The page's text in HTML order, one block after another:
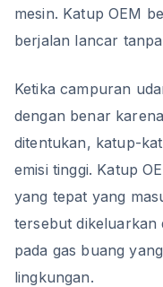
mesin. Katup OEM
berjalan lancar tanpa
Ketika campuran
dengan benar
ditentukan, katup-
emisi tinggi. Katup
yang tepat yang
tersebut
pada gas buang
lingkungan.